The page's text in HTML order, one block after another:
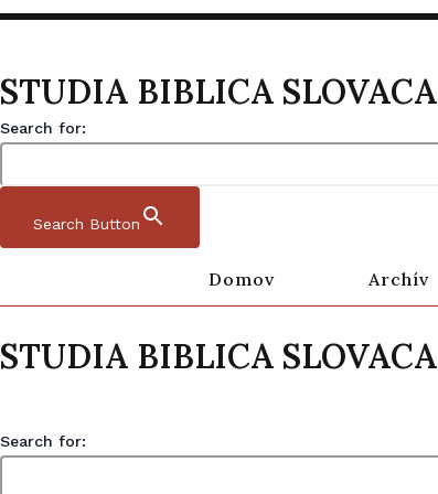
STUDIA BIBLICA SLOVACA
Search for:
Search Button
Domov Archív
STUDIA BIBLICA SLOVACA
Search for:
Studia Biblica Slovaca